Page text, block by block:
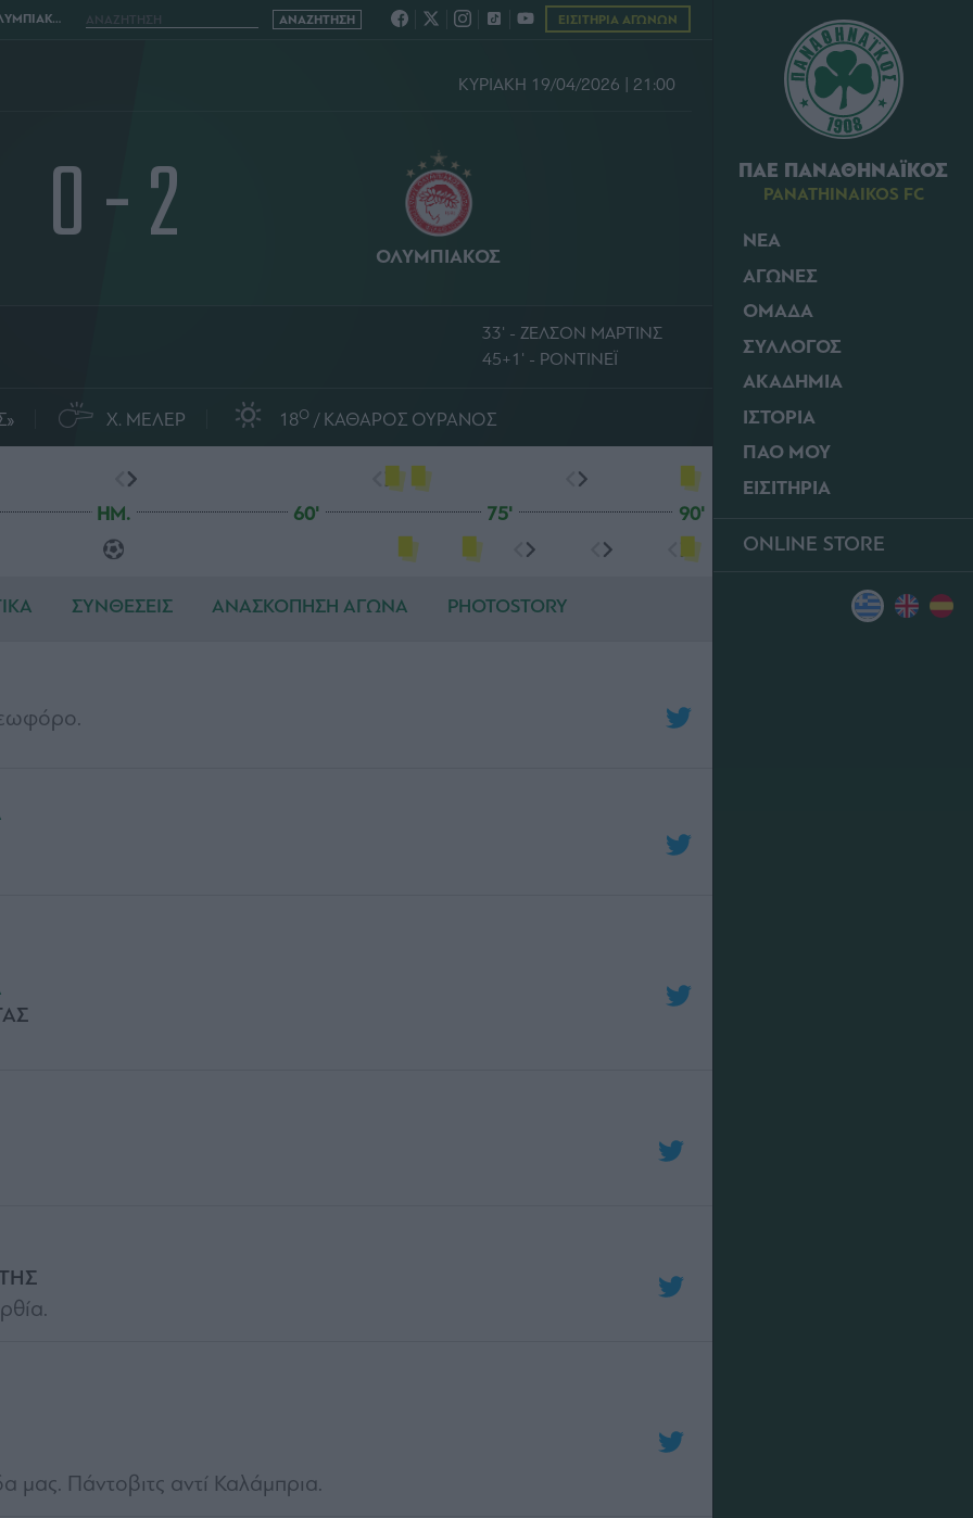
ΠΑΕ ΠΑΝΑΘΗΝΑΪΚΟΣ
PANATHINAIKOS FC
ΝΕΑ
ΑΓΩΝΕΣ
ΟΜΑΔΑ
ΣΥΛΛΟΓΟΣ
ΑΚΑΔΗΜΙΑ
ΙΣΤΟΡΙΑ
ΠΑΟ ΜΟΥ
ΕΙΣΙΤΗΡΙΑ
ONLINE STORE
0 - 2 ΕΙΣΙΤΗΡΙΑ ΑΓΩΝΩΝ
ΚΥΡΙΑΚΗ 19/04/2026 | 21:00
0 - 2 ΟΛΥΜΠΙΑΚΟΣ
33' - ΖΕΛΣΟΝ ΜΑΡΤΙΝΣ
45+1' - ΡΟΝΤΙΝΕΪ
Χ. ΜΕΛΕΡ 18O ΚΑΘΑΡΟΣ ΟΥΡΑΝΟΣ
HM. 60' 75' 90'
ΣΥΝΘΕΣΕΙΣ ΑΝΑΣΚΟΠΗΣΗ ΑΓΩΝΑ PHOTOSTORY
μας. Πάντοβιτς αντί Καλάμπρια.